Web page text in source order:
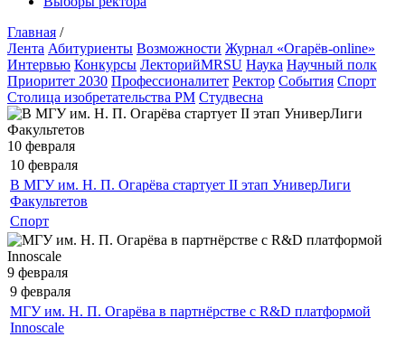
Главная /
Лента Абитуриенты Возможности Журнал «Огарёв-online»
Интервью Конкурсы ЛекторийMRSU Наука Научный полк
Приоритет 2030 Профессионалитет Ректор События Спорт
Столица изобретательства РМ Студвесна
10 февраля
10 февраля
В МГУ им. Н. П. Огарёва стартует II этап УниверЛиги
Факультетов
Спорт
9 февраля
9 февраля
МГУ им. Н. П. Огарёва в партнёрстве с R&D платформой
Innoscale